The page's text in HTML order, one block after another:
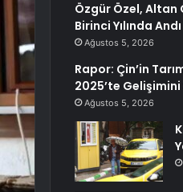
Özgür Özel, Altan
Birinci Yılında Andı
Ağustos 5, 2026
Rapor: Çin’in
2025’te
Ağustos 5, 2026